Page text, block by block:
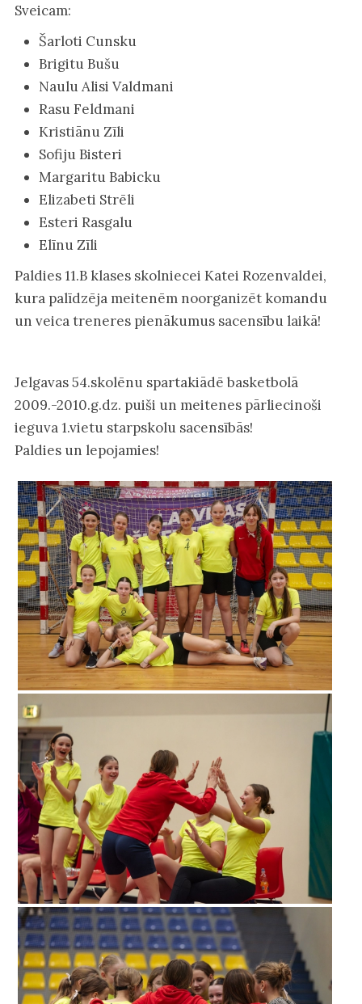
Sveicam:
Šarloti Cunsku
Brigitu Bušu
Naulu Alisi Valdmani
Rasu Feldmani
Kristiānu Zīli
Sofiju Bisteri
Margaritu Babicku
Elizabeti Strēli
Esteri Rasgalu
Elīnu Zīli
Paldies 11.B klases skolniecei Katei Rozenvaldei,
kura palīdzēja meitenēm noorganizēt komandu
un veica treneres pienākumus sacensību laikā!
Jelgavas 54.skolēnu spartakiādē basketbolā
2009.-2010.g.dz. puiši un meitenes pārliecinoši
ieguva 1.vietu starpskolu sacensībās!
Paldies un lepojamies!